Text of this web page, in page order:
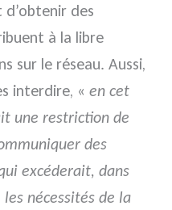
des
à la libre
sur le réseau. Aussi,
interdire, « en cet
une restriction de
des
excéderait, dans
nécessités de la